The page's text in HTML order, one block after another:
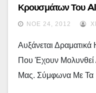
Κρουσμάτων Του
ΝΟΈ 24, 2012
Αυξάνεται
Που Έχουν
Μας. Σύμφωνα Με Τα